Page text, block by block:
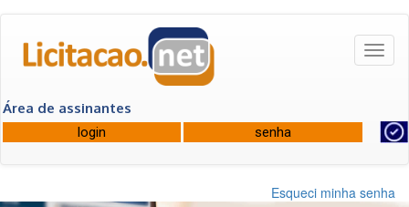
Área de assinantes
Esqueci minha senha